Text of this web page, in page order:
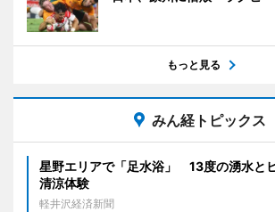
もっと見る
みん経トピックス
星野エリアで「足水浴」 13度の湧水と
清涼体験
軽井沢経済新聞